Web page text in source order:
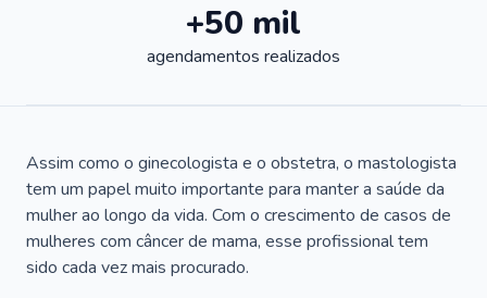
+50 mil
agendamentos realizados
Assim como o ginecologista e o obstetra, o mastologista
tem um papel muito importante para manter a saúde da
mulher ao longo da vida. Com o crescimento de casos de
mulheres com câncer de mama, esse profissional tem
sido cada vez mais procurado.